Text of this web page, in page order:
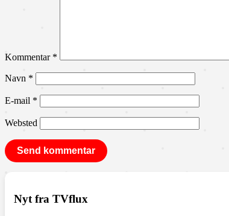
Kommentar *
Navn *
E-mail *
Websted
Nyt fra TVflux